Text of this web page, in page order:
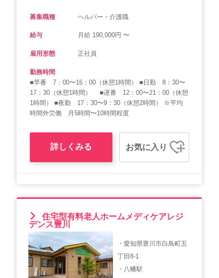
募集職種 ヘルパー・介護職
給与 月給 190,000円 〜
雇用形態 正社員
勤務時間
■早番 7：00〜16：00（休憩1時間） ■日勤 8：30〜
17：30（休憩1時間） ■遅番 12：00〜21：00（休憩
1時間） ■夜勤 17：30〜9：30（休憩2時間） ※平均
時間外労働 月5時間〜10時間程度
詳しくみる お気に入り
住宅型有料老人ホームメディケアレジ
デンス豊川
・愛知県豊川市白鳥町五
丁田8-1
・八幡駅